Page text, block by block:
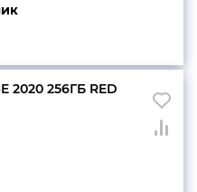
2020 256ГБ RED